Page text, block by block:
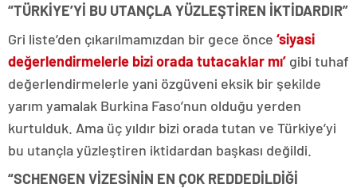
“TÜRKİYE’Yİ BU UTANÇLA YÜZLEŞTİREN İKTİDARDIR”
Gri liste’den çıkarılmamızdan bir gece önce ‘siyasi
değerlendirmelerle bizi orada tutacaklar mı’ gibi tuhaf
değerlendirmelerle yani özgüveni eksik bir şekilde
yarım yamalak Burkina Faso’nun olduğu yerden
kurtulduk. Ama üç yıldır bizi orada tutan ve Türkiye’yi
bu utançla yüzleştiren iktidardan başkası değildi.
“SCHENGEN VİZESİNİN EN ÇOK REDDEDİLDİĞİ